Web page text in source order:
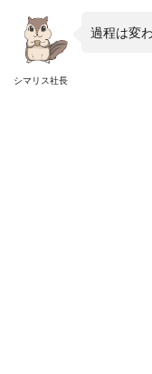
シマリス社長
過程は変